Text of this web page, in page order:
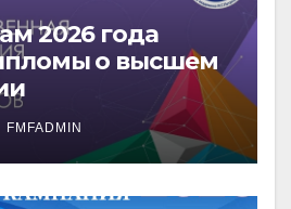
2026 года
о высшем
FMFADMIN